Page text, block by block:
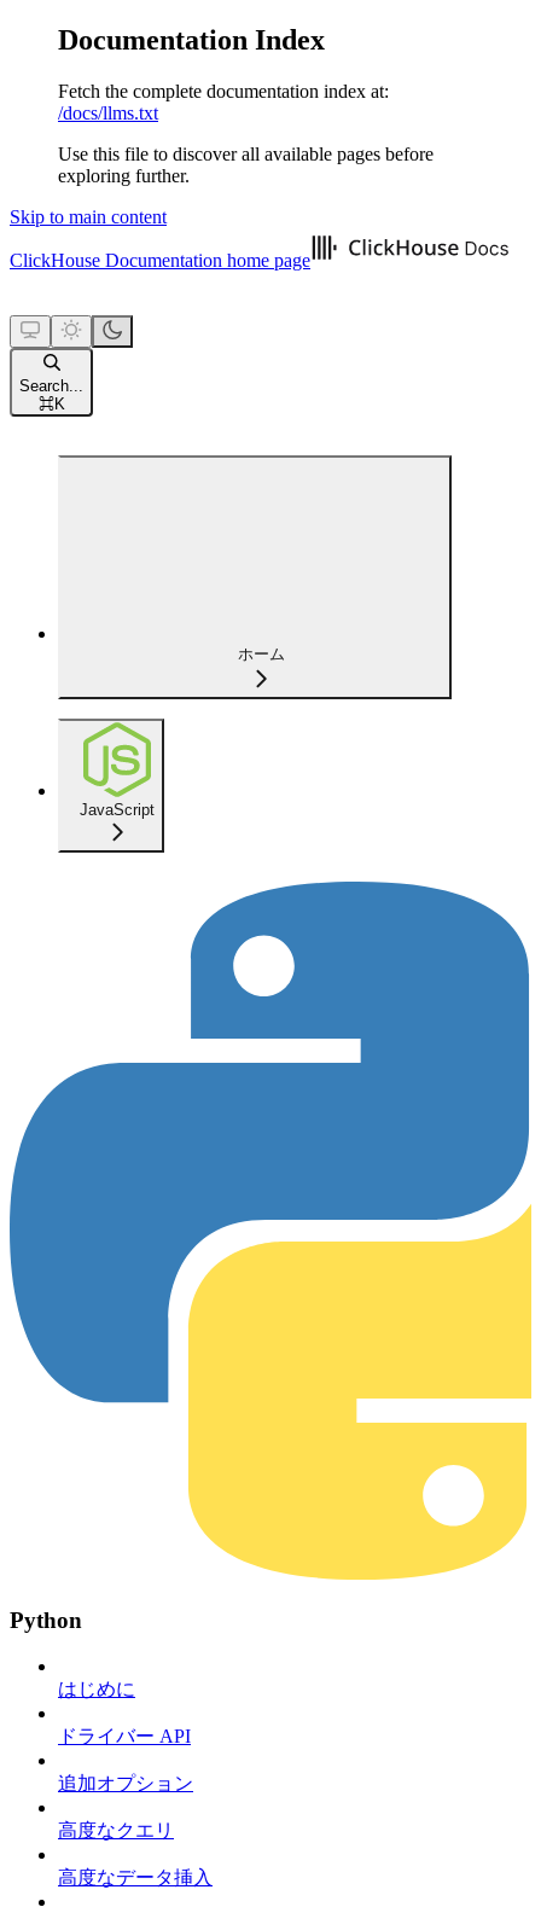
Documentation Index
Fetch the complete documentation index at:
/docs/llms.txt
Use this file to discover all available pages before
exploring further.
Skip to main content
ClickHouse Documentation home page
Search...
⌘K
ホーム
JavaScript
Python
はじめに
ドライバー API
追加オプション
高度なクエリ
高度なデータ挿入